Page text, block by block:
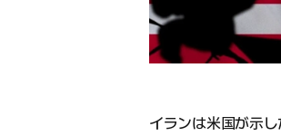
イランは米国が示